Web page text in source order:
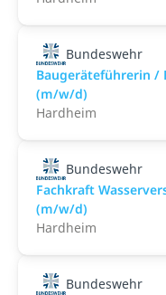
Bundeswehr
Baugeräteführerin /
(m/w/d)
Hardheim
Bundeswehr
Fachkraft
(m/w/d)
Hardheim
Bundeswehr